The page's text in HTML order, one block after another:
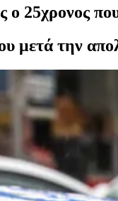
25χρονος
μετά την